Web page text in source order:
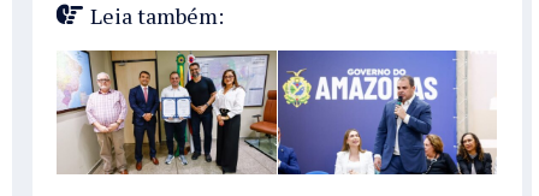
Leia também: